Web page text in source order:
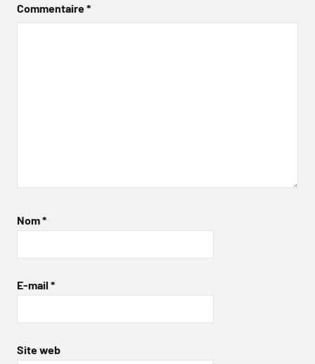
Commentaire*
Nom*
E-mail *
Site web